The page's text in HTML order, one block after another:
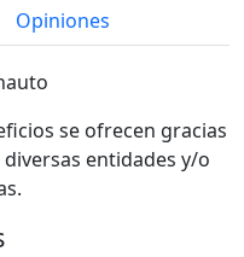
Opiniones
se ofrecen gracias
entidades y/o